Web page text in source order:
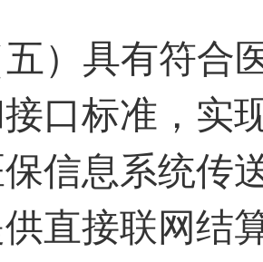
五）具有符
口标准，实
信息系统传
供直接联网结